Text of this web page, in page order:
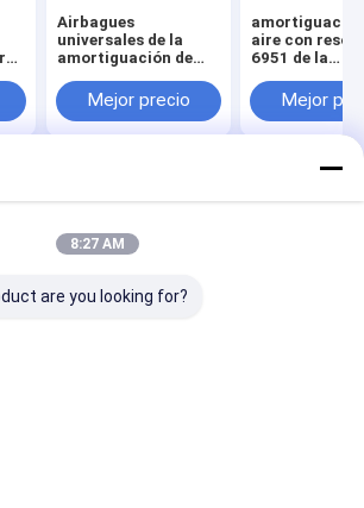
Airbagues
universales de la
amortiguación de
760-6762 Contitech
de Airide del
Mejor precio
aire con
6951 de la
Mejor
Ahora
Site
Mapa del Sitio
Privacy Policy
Rights Reserved.
8:27 AM
are you looking for?